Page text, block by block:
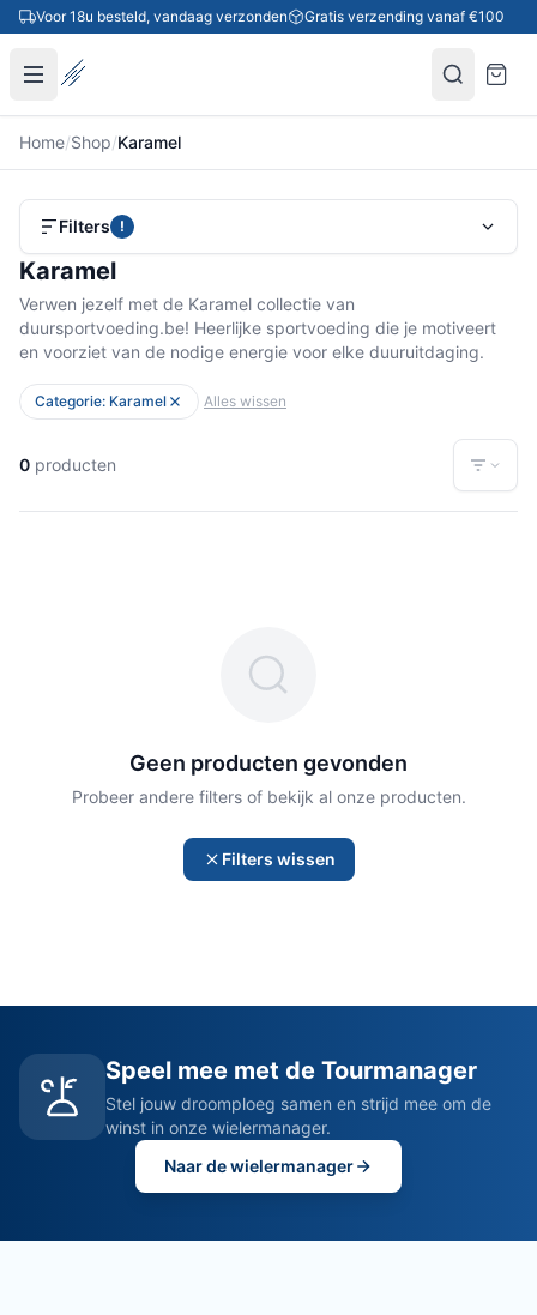
Ga naar inhoud
Voor 18u besteld, vandaag verzonden Gratis verzending vanaf €100
Home/Shop/Karamel
Filters !
Karamel
Verwen jezelf met de Karamel collectie van
duursportvoeding.be! Heerlijke sportvoeding die je motiveert
en voorziet van de nodige energie voor elke duuruitdaging.
Categorie: Karamel Alles wissen
0 producten
Geen producten gevonden
Probeer andere filters of bekijk al onze producten.
Filters wissen
Speel mee met de Tourmanager
Stel jouw droomploeg samen en strijd mee om de
winst in onze wielermanager.
Naar de wielermanager